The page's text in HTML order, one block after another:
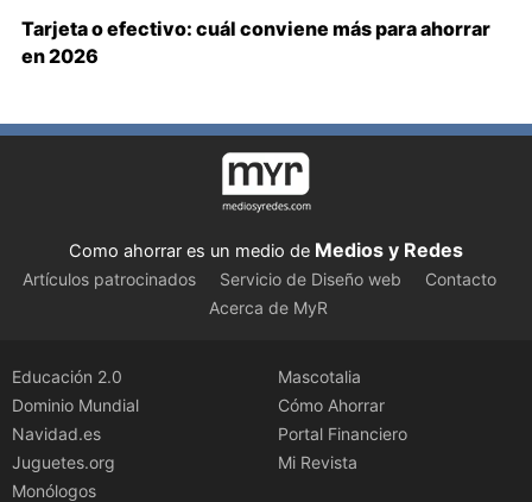
Tarjeta o efectivo: cuál conviene más para ahorrar
en 2026
Como ahorrar es un medio de Medios y Redes
Artículos patrocinados Servicio de Diseño web
Contacto
Acerca de MyR
Educación 2.0
Dominio Mundial
Navidad.es
Juguetes.org
Monólogos
Mascotalia
Cómo Ahorrar
Portal Financiero
Mi Revista